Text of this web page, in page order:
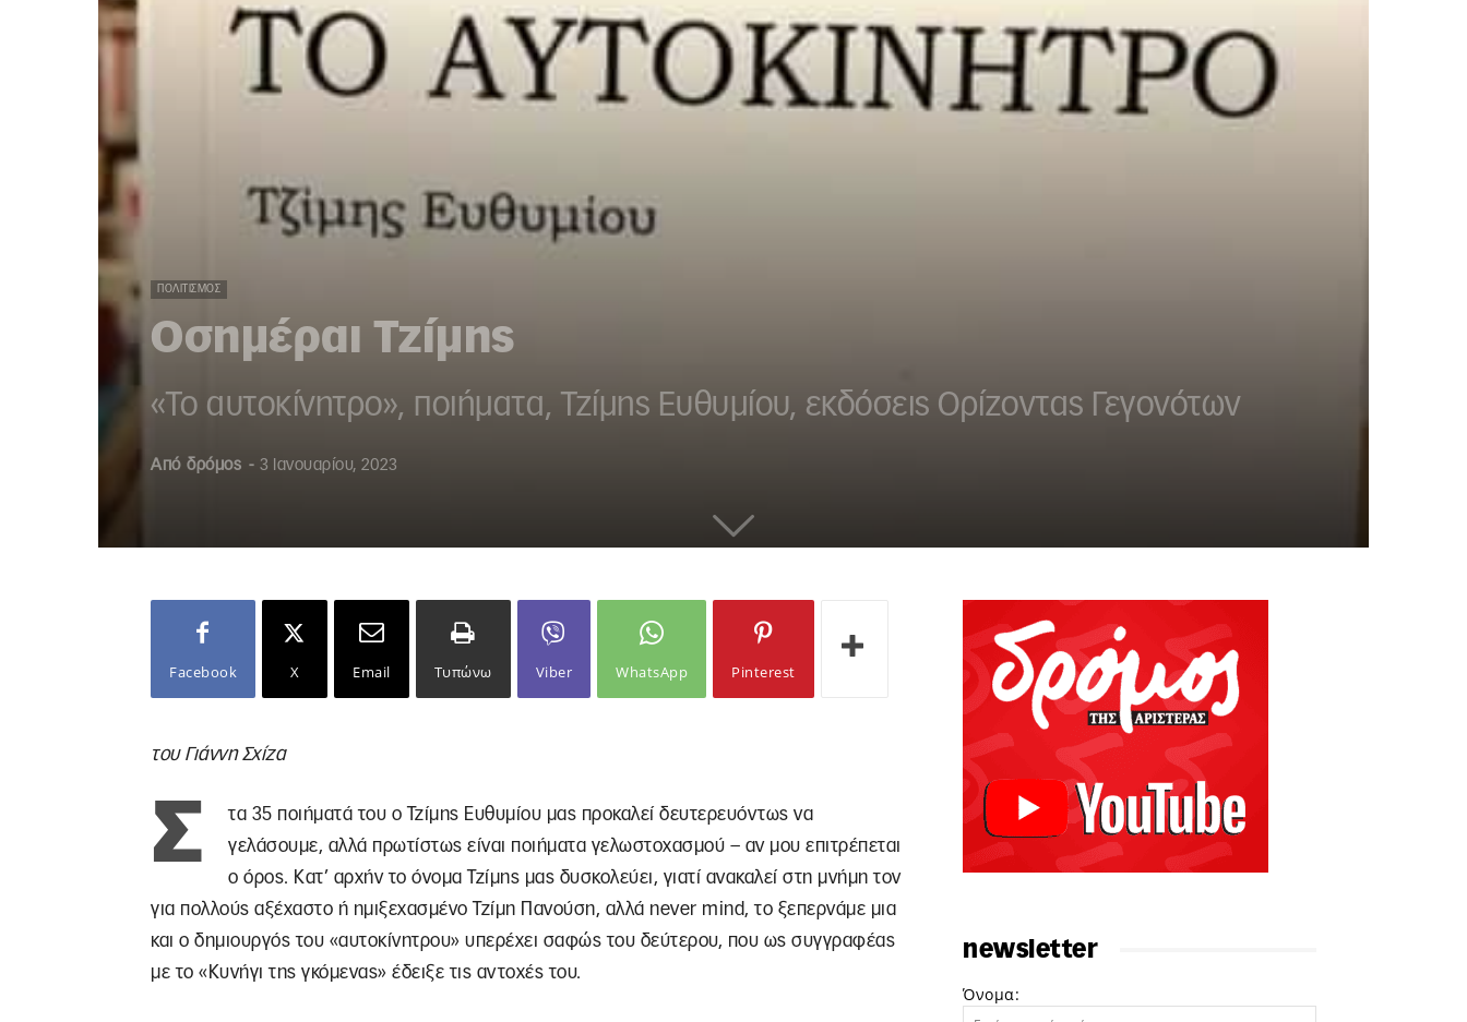
ΠΟΛΙΤΙΣΜΌΣ
Οσημέραι Τζίμης
«Το αυτοκίνητρο», ποιήματα, Τζίμης Ευθυμίου, εκδόσεις Ορίζοντας Γεγονότων
Από δρόμος - 3 Ιανουαρίου, 2023
Facebook X Email Τυπώνω Viber WhatsApp Pinterest
του Γιάννη Σχίζα
Σ
τα 35 ποιήματά του ο Τζίμης Ευθυμίου μας προκαλεί δευτερευόντως να
γελάσουμε, αλλά πρωτίστως είναι ποιήματα γελωστοχασμού – αν μου επιτρέπεται
ο όρος. Κατ’ αρχήν το όνομα Τζίμης μας δυσκολεύει, γιατί ανακαλεί στη μνήμη τον
για πολλούς αξέχαστο ή ημιξεχασμένο Τζίμη Πανούση, αλλά never mind, το ξεπερνάμε μια
και ο δημιουργός του «αυτοκίνητρου» υπερέχει σαφώς του δεύτερου, που ως συγγραφέας
με το «Κυνήγι της γκόμενας» έδειξε τις αντοχές του.
newsletter
Όνομα: